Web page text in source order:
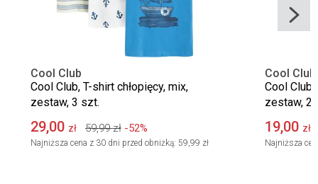
Cool Club
Cool Club, T-shirt chłopięcy, mix,
zestaw, 3 szt.
29,00 zł 59,99 zł -52%
Najniższa cena z 30 dni przed obniżką: 59,99 zł
Cool Club
Cool Club,
zestaw, 2
19,00 zł
Najniższa